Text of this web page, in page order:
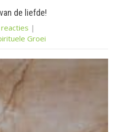
de liefde!
|
Groei